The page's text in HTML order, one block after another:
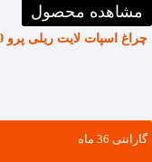
مشاهده محصول
چراغ اسپات لایت ریلی پرو 50 وات
گارانتی ‌36 ماه